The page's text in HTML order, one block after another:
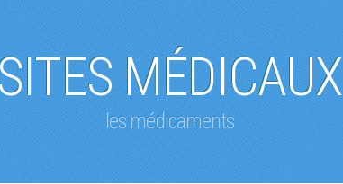
MÉDICAUX
les médicaments